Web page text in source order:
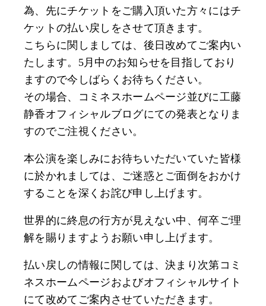
為、先にチケットをご購入頂いた方々にはチ
ケットの払い戻しをさせて頂きます。
こちらに関しましては、後日改めてご案内い
たします。5月中のお知らせを目指しており
ますので今しばらくお待ちください。
その場合、コミネスホームページ並びに工藤
静香オフィシャルブログにての発表となりま
すのでご注視ください。
本公演を楽しみにお待ちいただいていた皆様
に於かれましては、ご迷惑とご面倒をおかけ
することを深くお詫び申し上げます。
世界的に終息の行方が見えない中、何卒ご理
解を賜りますようお願い申し上げます。
払い戻しの情報に関しては、決まり次第コミ
ネスホームページおよびオフィシャルサイト
にて改めてご案内させていただきます。